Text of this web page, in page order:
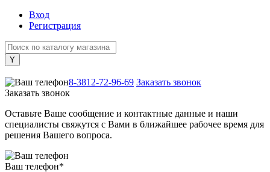
Вход
Регистрация
8-3812-72-96-69 Заказать звонок
Заказать звонок
Оставьте Ваше сообщение и контактные данные и наши
специалисты свяжутся с Вами в ближайшее рабочее время для
решения Вашего вопроса.
Ваш телефон*